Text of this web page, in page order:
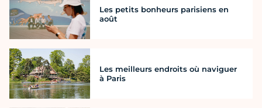
Les petits bonheurs parisiens en
août
Les meilleurs endroits où naviguer
à Paris